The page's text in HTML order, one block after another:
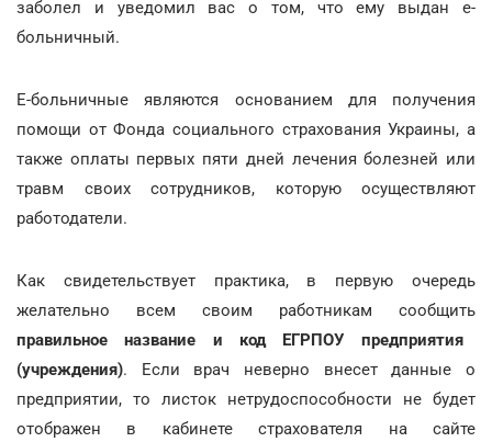
заболел и уведомил вас о том, что ему выдан е-
больничный.
Е-больничные являются основанием для получения
помощи от Фонда социального страхования Украины, а
также оплаты первых пяти дней лечения болезней или
травм своих сотрудников, которую осуществляют
работодатели.
Как свидетельствует практика, в первую очередь
желательно всем своим работникам сообщить
правильное название и код ЕГРПОУ предприятия
(учреждения). Если врач неверно внесет данные о
предприятии, то листок нетрудоспособности не будет
отображен в кабинете страхователя на сайте